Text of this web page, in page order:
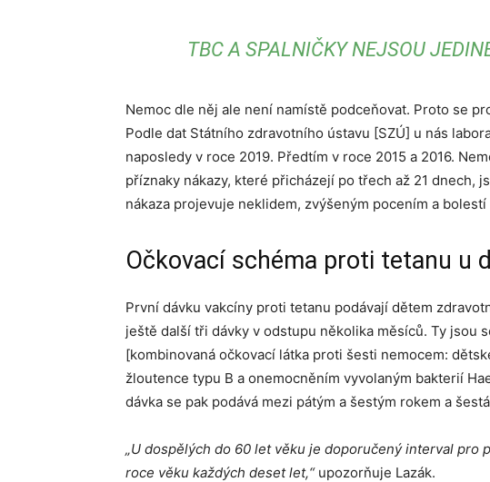
TBC A SPALNIČKY NEJSOU
Nemoc dle něj ale není namístě podceňovat. Proto se
Podle dat Státního zdravotního ústavu [SZÚ] u nás
naposledy v roce 2019. Předtím v roce 2015 a 2016.
příznaky nákazy, které přicházejí po třech až 21 dnech,
nákaza projevuje neklidem, zvýšeným pocením a bolestí
Očkovací schéma proti tetanu u
První dávku vakcíny proti tetanu podávají dětem
ještě další tři dávky v odstupu několika měsíců. Ty jsou
[kombinovaná očkovací látka proti šesti nemocem:
žloutence typu B a onemocněním vyvolaným bakterií
dávka se pak podává mezi pátým a šestým rokem a
„U dospělých do 60 let věku je doporučený interval pro
roce věku každých deset let,“upozorňuje Lazák.